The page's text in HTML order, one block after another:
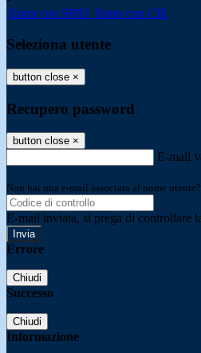
Entra con SPID Entra con CIE
Seleziona utente
button close ×
Recupero password
button close ×
E-mail
Non hai una e-mail associata al nome
E-mail inviata, si prega di controllare
Errore
Chiudi
Successo
Chiudi
Informazione